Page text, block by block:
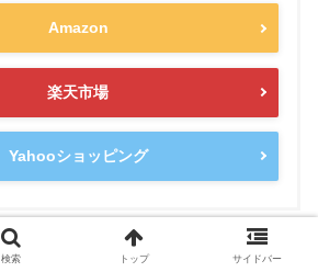
Amazon
楽天市場
Yahooショッピング
検索 トップ サイドバー